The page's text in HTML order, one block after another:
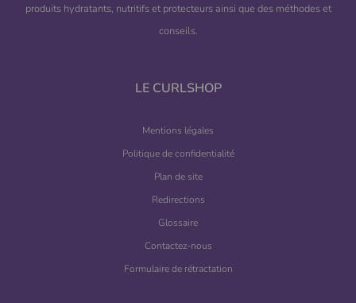
(9 avis)
produits hydratants, nutritifs et protecteurs ainsi que des méthodes et
conseils.
LE CURLSHOP
Mentions légales
Politique de confidentialité
Plan de site
Redirections
Glossaire
Contactez-nous
Formulaire de rétractation